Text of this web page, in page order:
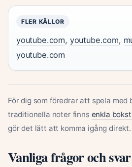
FLER KÄLLOR
youtube.com, youtube.com,
youtube.com
För dig som föredrar att spela
traditionella noter finns enkla
gör det lätt att komma igång direkt.
Vanliga frågor och svar